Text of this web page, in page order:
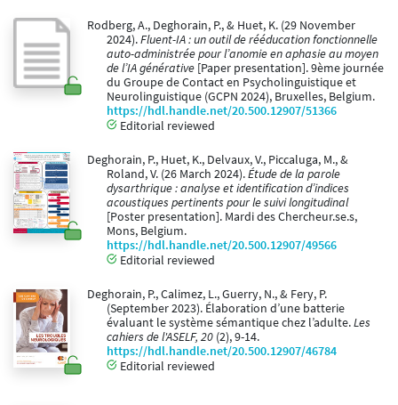
Rodberg, A., Deghorain, P., & Huet, K. (29 November
2024).Fluent-IA : un outil de rééducation fonctionnelle
auto-administrée pour l’anomie en aphasie au moyen
de l’IA générative [Paper presentation]. 9ème journée
du Groupe de Contact en Psycholinguistique et
Neurolinguistique (GCPN 2024), Bruxelles, Belgium.
https://hdl.handle.net/20.500.12907/51366
Editorial reviewed
Deghorain, P., Huet, K., Delvaux, V., Piccaluga, M., &
Roland, V. (26 March 2024).Étude de la parole
dysarthrique : analyse et identification d’indices
acoustiques pertinents pour le suivi longitudinal
[Poster presentation]. Mardi des Chercheur.se.s,
Mons, Belgium.
https://hdl.handle.net/20.500.12907/49566
Editorial reviewed
Deghorain, P., Calimez, L., Guerry, N., & Fery, P.
(September 2023). Élaboration d’une batterie
évaluant le système sémantique chez l’adulte.Les
cahiers de l'ASELF, 20 (2), 9-14.
https://hdl.handle.net/20.500.12907/46784
Editorial reviewed